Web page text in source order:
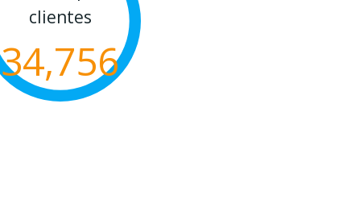
clientes
34,756